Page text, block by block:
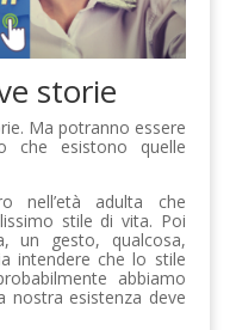
storie
Ma potranno essere
che esistono quelle
nell’età adulta che
stile di vita. Poi
un gesto, qualcosa,
intendere che lo stile
abbiamo
esistenza deve